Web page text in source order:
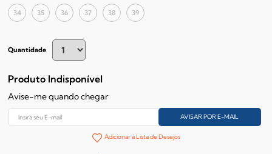
34 35 36 37 38 39
Quantidade
Produto Indisponível
Avise-me quando chegar
Adicionar à Lista de Desejos